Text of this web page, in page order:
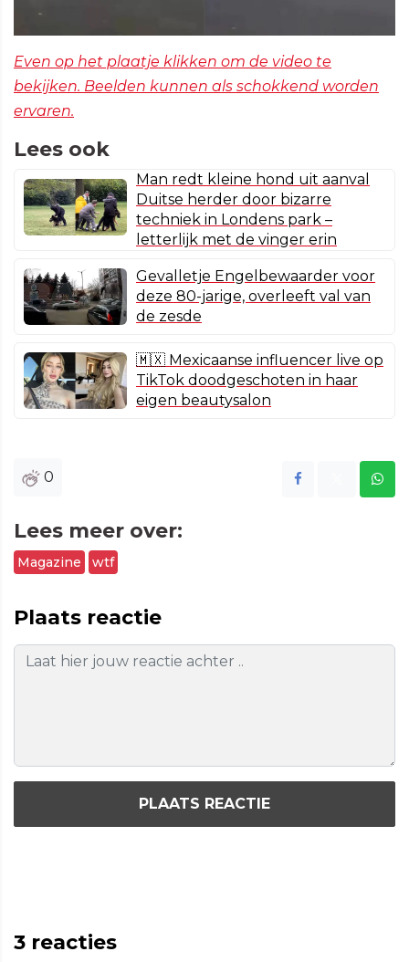
Even op het plaatje klikken om de video te
bekijken. Beelden kunnen als schokkend worden
ervaren.
Lees ook
Man redt kleine hond uit aanval
Duitse herder door bizarre
techniek in Londens park –
letterlijk met de vinger erin
Gevalletje Engelbewaarder voor
deze 80-jarige, overleeft val van
de zesde
🇲🇽 Mexicaanse influencer live op
TikTok doodgeschoten in haar
eigen beautysalon
0
Lees meer over:
Magazine wtf
Plaats reactie
PLAATS REACTIE
3 reacties